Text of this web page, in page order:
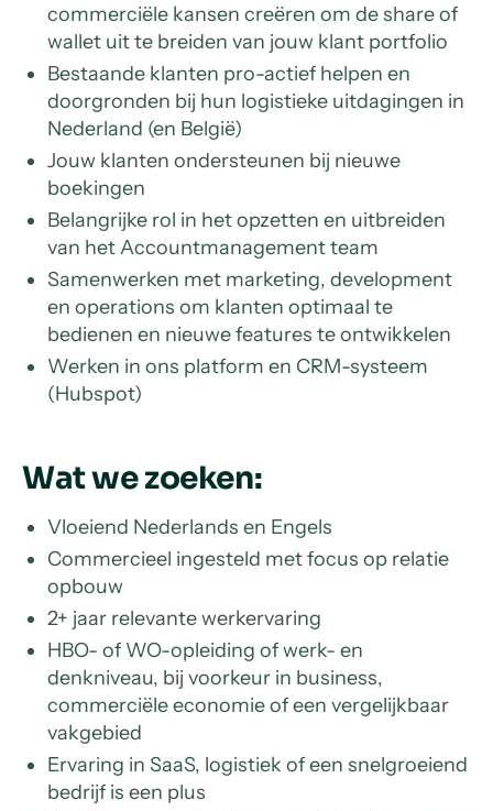
commerciële kansen creëren om de share of
wallet uit te breiden van jouw klant portfolio
Bestaande klanten pro-actief helpen en
doorgronden bij hun logistieke uitdagingen in
Nederland (en België)
Jouw klanten ondersteunen bij nieuwe
boekingen
Belangrijke rol in het opzetten en uitbreiden
van het Accountmanagement team
Samenwerken met marketing, development
en operations om klanten optimaal te
bedienen en nieuwe features te ontwikkelen
Werken in ons platform en CRM-systeem
(Hubspot)
Wat we zoeken:
Vloeiend Nederlands en Engels
Commercieel ingesteld met focus op relatie
opbouw
2+ jaar relevante werkervaring
HBO- of WO-opleiding of werk- en
denkniveau, bij voorkeur in business,
commerciële economie of een vergelijkbaar
vakgebied
Ervaring in SaaS, logistiek of een snelgroeiend
bedrijf is een plus